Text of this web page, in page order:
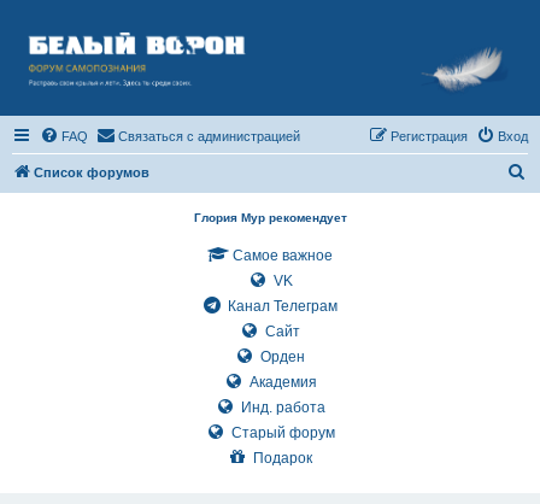
FAQ Связаться с администрацией Вход
Регистрация
Список форумов
Глория Мур рекомендует
Самое важное
VK
Канал Телеграм
Сайт
Орден
Академия
Инд. работа
Старый форум
Подарок